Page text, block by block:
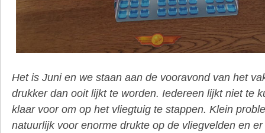
Het is Juni en we staan aan de vooravond van het
drukker dan ooit lijkt te worden. Iedereen lijkt niet te
klaar voor om op het vliegtuig te stappen. Klein
natuurlijk voor enorme drukte op de vliegvelden en